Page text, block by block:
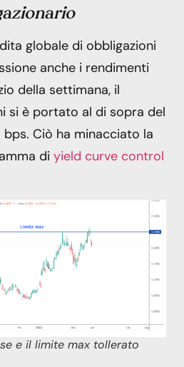
globale di obbligazioni
anche i rendimenti
della settimana, il
si è portato al di sopra del
Ciò ha minacciato la
di yield curve control
e il limite max tollerato